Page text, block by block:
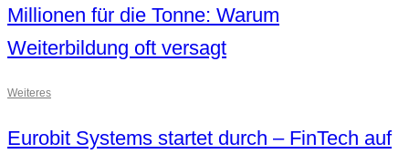
Millionen für die Tonne: Warum
Weiterbildung oft versagt
Weiteres
Eurobit Systems startet durch – FinTech auf